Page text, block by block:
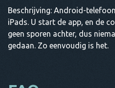
Beschrijving: Android-
iPads. U start de app, en de
geen sporen achter, dus
gedaan. Zo eenvoudig is het.